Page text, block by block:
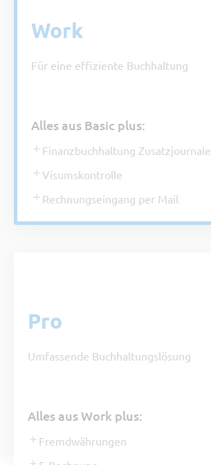
WorkPaket
Für eine effiziente Buchhaltung
Alles aus Basic plus:
Finanzbuchhaltung Zusatzjournale
Visumskontrolle
Rechnungseingang per Mail
Pro
Umfassende Buchhaltungslösung
Alles aus Work plus:
Fremdwährungen